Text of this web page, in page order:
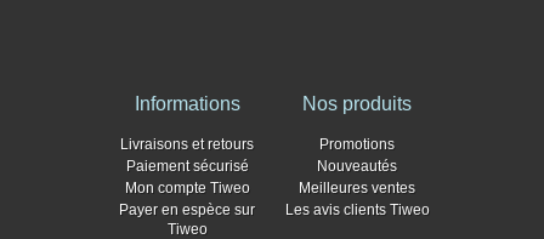
Informations
Livraisons et retours
Paiement sécurisé
Mon compte Tiweo
Payer en espèce sur
Tiweo
Nos produits
Promotions
Nouveautés
Meilleures ventes
Les avis clients Tiweo